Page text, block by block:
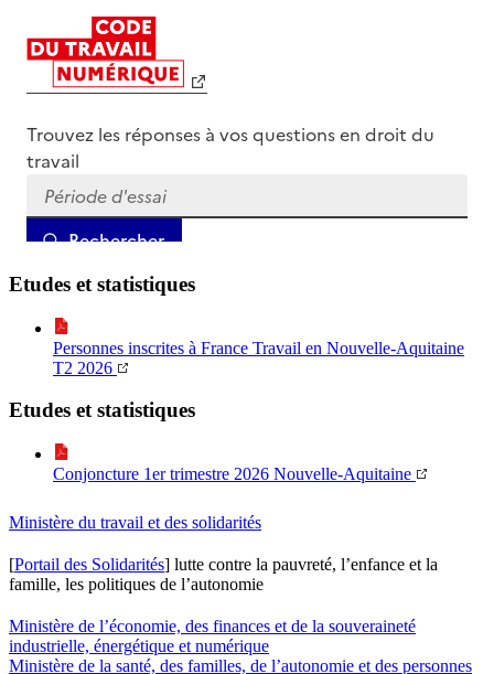
Etudes et statistiques
Personnes inscrites à France Travail en Nouvelle-Aquitaine
T2 2026
Etudes et statistiques
Conjoncture 1er trimestre 2026 Nouvelle-Aquitaine
Ministère du travail et des solidarités
[Portail des Solidarités] lutte contre la pauvreté, l’enfance et la
famille, les politiques de l’autonomie
Ministère de l’économie, des finances et de la souveraineté
industrielle, énergétique et numérique
Ministère de la santé, des familles, de l’autonomie et des personnes